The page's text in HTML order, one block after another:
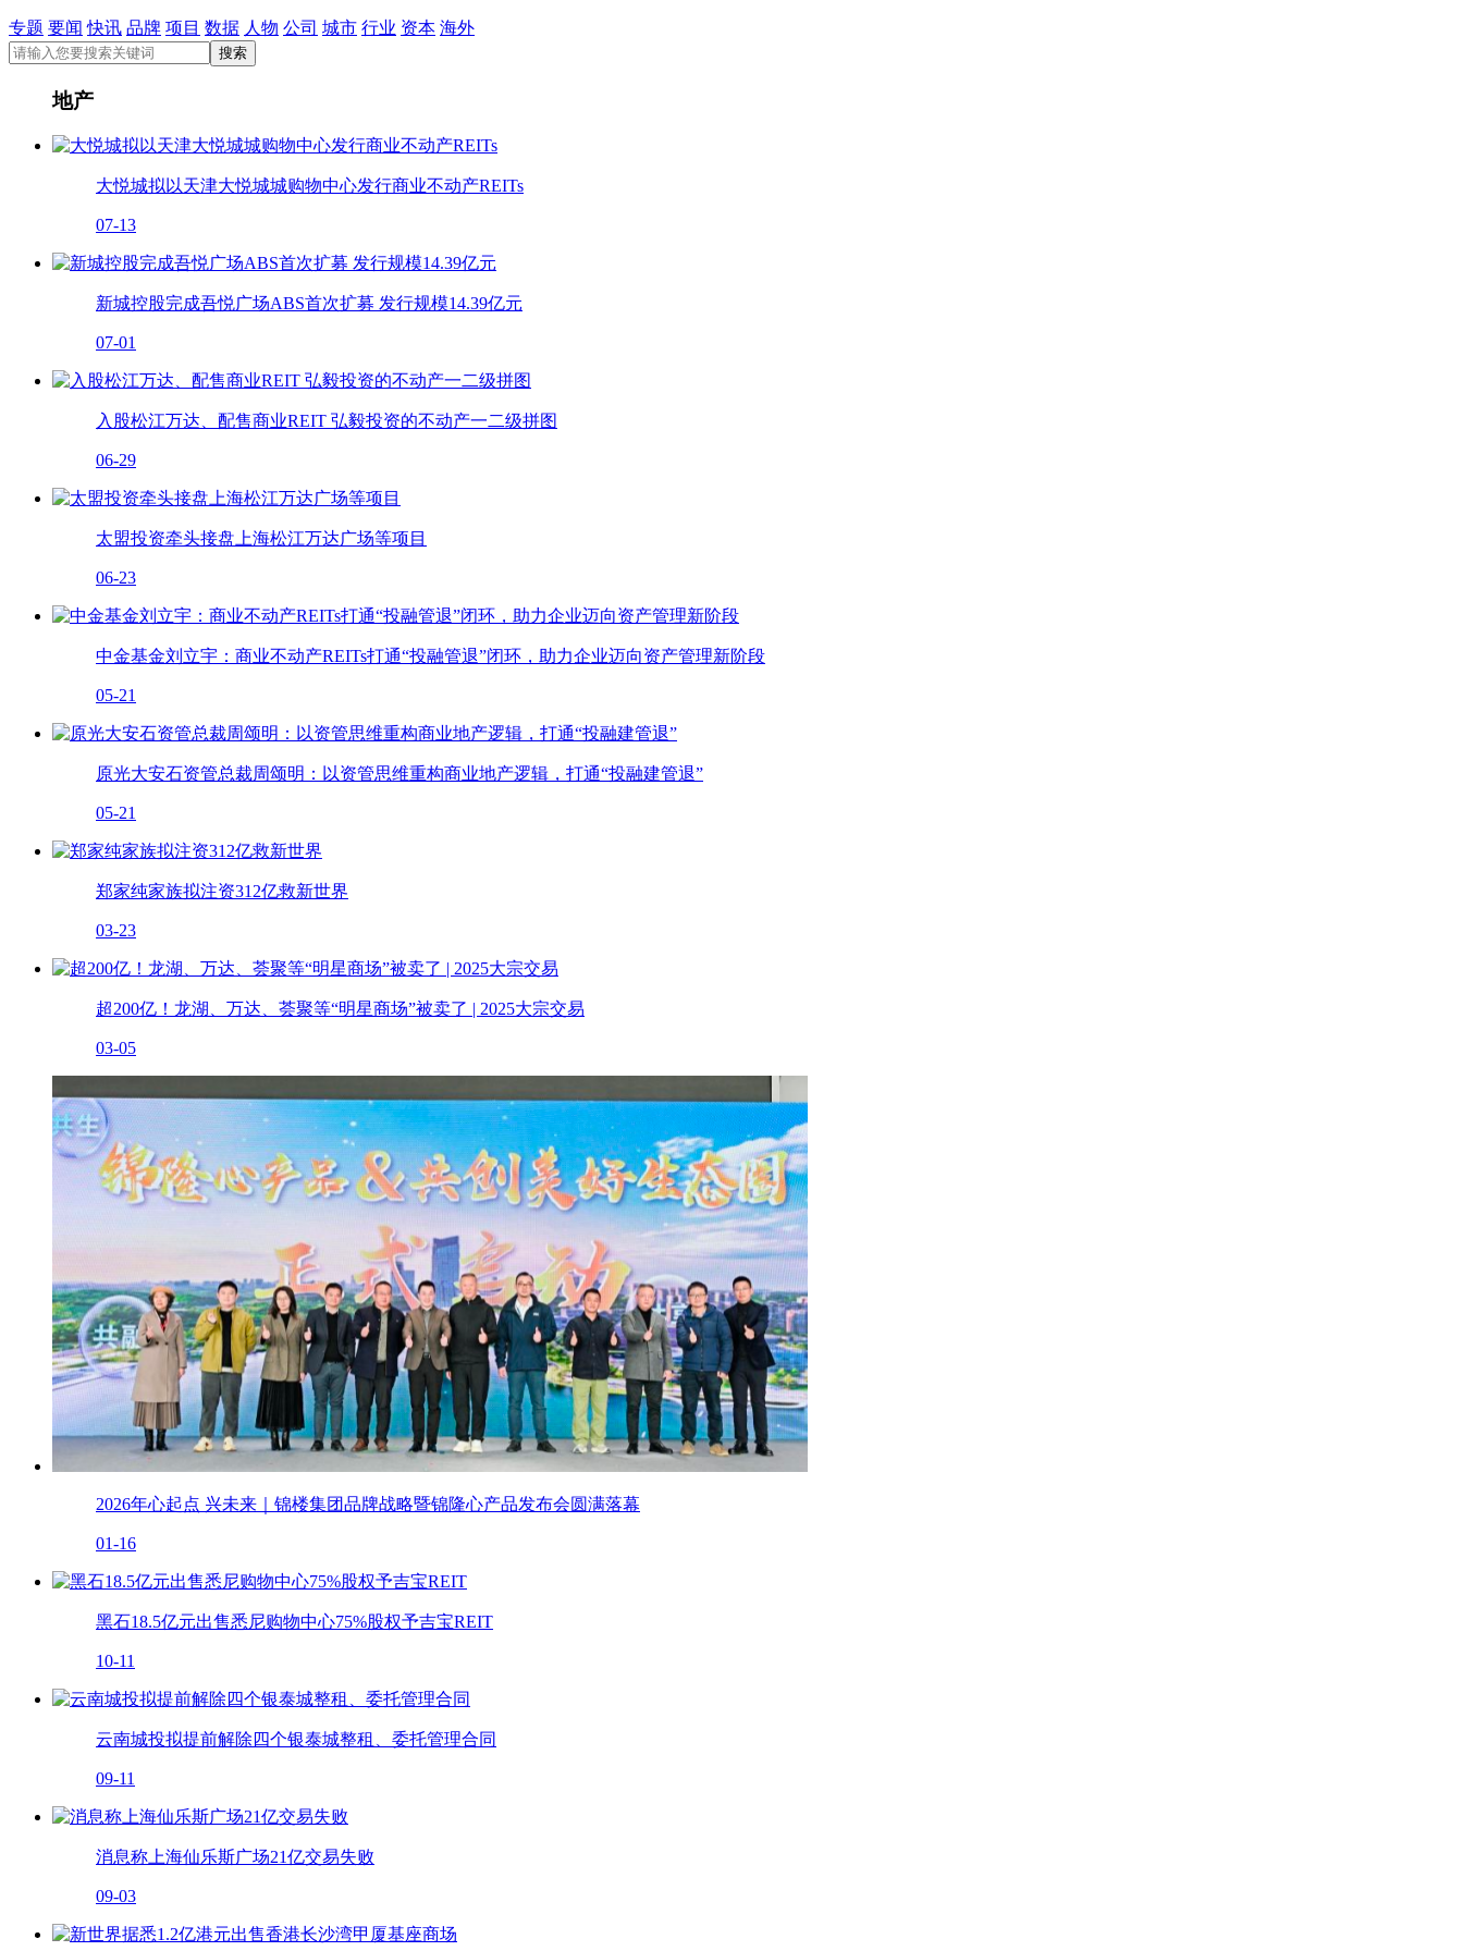
专题 要闻 快讯 品牌 项目 数据 人物 公司 城市 行业 资本 海外
地产
大悦城拟以天津大悦城城购物中心发行商业不动产REITs
07-13
新城控股完成吾悦广场ABS首次扩募 发行规模14.39亿元
07-01
入股松江万达、配售商业REIT 弘毅投资的不动产一二级拼图
06-29
太盟投资牵头接盘上海松江万达广场等项目
06-23
中金基金刘立宇：商业不动产REITs打通“投融管退”闭环，助力企业迈向资产管理新阶段
05-21
原光大安石资管总裁周颂明：以资管思维重构商业地产逻辑，打通“投融建管退”
05-21
郑家纯家族拟注资312亿救新世界
03-23
超200亿！龙湖、万达、荟聚等“明星商场”被卖了 | 2025大宗交易
03-05
2026年心起点 兴未来｜锦楼集团品牌战略暨锦隆心产品发布会圆满落幕
01-16
黑石18.5亿元出售悉尼购物中心75%股权予吉宝REIT
10-11
云南城投拟提前解除四个银泰城整租、委托管理合同
09-11
消息称上海仙乐斯广场21亿交易失败
09-03